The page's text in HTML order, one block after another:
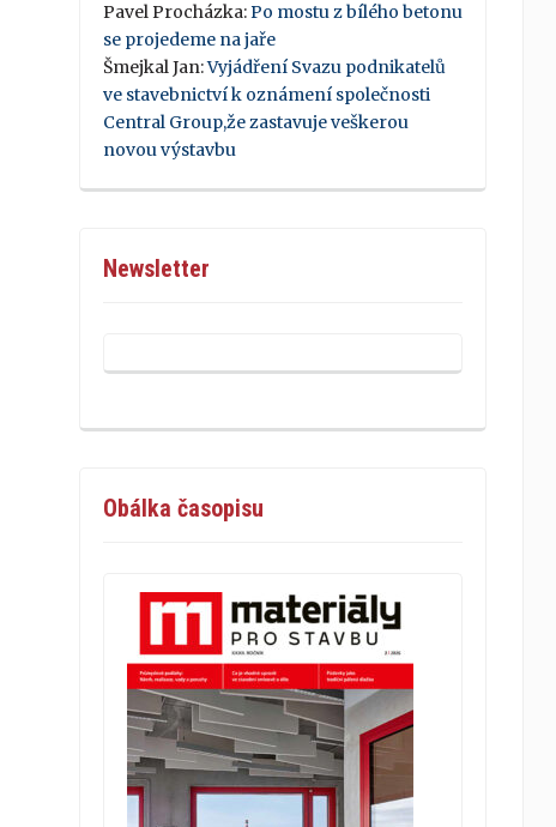
Pavel Procházka:Po mostu z bílého betonu
se projedeme na jaře
Šmejkal Jan:Vyjádření Svazu podnikatelů
ve stavebnictví k oznámení společnosti
Central Group,že zastavuje veškerou
novou výstavbu
Newsletter
Obálka časopisu